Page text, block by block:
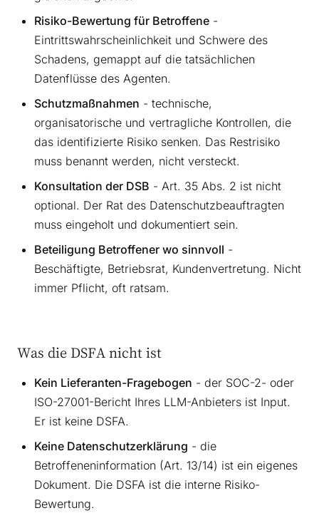
Risiko-Bewertung für Betroffene -
Eintrittswahrscheinlichkeit und Schwere des
Schadens, gemappt auf die tatsächlichen
Datenflüsse des Agenten.
Schutzmaßnahmen - technische,
organisatorische und vertragliche Kontrollen, die
das identifizierte Risiko senken. Das Restrisiko
muss benannt werden, nicht versteckt.
Konsultation der DSB - Art. 35 Abs. 2 ist nicht
optional. Der Rat des Datenschutzbeauftragten
muss eingeholt und dokumentiert sein.
Beteiligung Betroffener wo sinnvoll -
Beschäftigte, Betriebsrat, Kundenvertretung. Nicht
immer Pflicht, oft ratsam.
Was die DSFA nicht ist
Kein Lieferanten-Fragebogen - der SOC-2- oder
ISO-27001-Bericht Ihres LLM-Anbieters ist Input.
Er ist keine DSFA.
Keine Datenschutzerklärung - die
Betroffeneninformation (Art. 13/14) ist ein eigenes
Dokument. Die DSFA ist die interne Risiko-
Bewertung.